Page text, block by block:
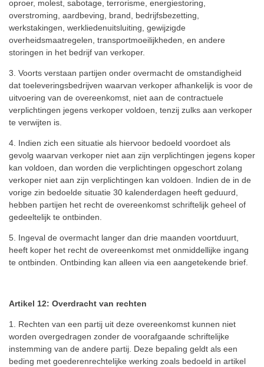
oproer, molest, sabotage, terrorisme, energiestoring,
overstroming, aardbeving, brand, bedrijfsbezetting,
werkstakingen, werkliedenuitsluiting, gewijzigde
overheidsmaatregelen, transportmoeilijkheden, en andere
storingen in het bedrijf van verkoper.
3. Voorts verstaan partijen onder overmacht de omstandigheid
dat toeleveringsbedrijven waarvan verkoper afhankelijk is voor de
uitvoering van de overeenkomst, niet aan de contractuele
verplichtingen jegens verkoper voldoen, tenzij zulks aan verkoper
te verwijten is.
4. Indien zich een situatie als hiervoor bedoeld voordoet als
gevolg waarvan verkoper niet aan zijn verplichtingen jegens koper
kan voldoen, dan worden die verplichtingen opgeschort zolang
verkoper niet aan zijn verplichtingen kan voldoen. Indien de in de
vorige zin bedoelde situatie 30 kalenderdagen heeft geduurd,
hebben partijen het recht de overeenkomst schriftelijk geheel of
gedeeltelijk te ontbinden.
5. Ingeval de overmacht langer dan drie maanden voortduurt,
heeft koper het recht de overeenkomst met onmiddellijke ingang
te ontbinden. Ontbinding kan alleen via een aangetekende brief.
Artikel 12: Overdracht van rechten
1. Rechten van een partij uit deze overeenkomst kunnen niet
worden overgedragen zonder de voorafgaande schriftelijke
instemming van de andere partij. Deze bepaling geldt als een
beding met goederenrechtelijke werking zoals bedoeld in artikel